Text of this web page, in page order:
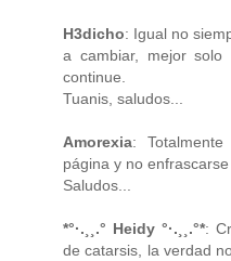
H3dicho: Igual no
a cambiar, mejor
continue.
Tuanis, saludos...
Amorexia:
página y no
Saludos...
*°·.¸¸.° Heidy °·.¸¸.°*:
de catarsis, la verdad